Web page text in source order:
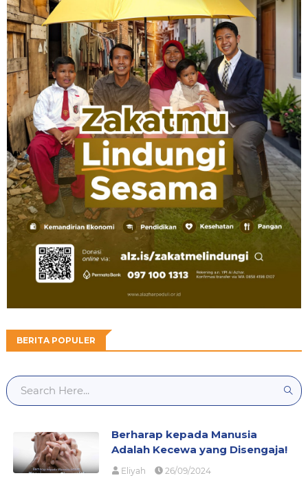
BERITA POPULER
Berharap kepada Manusia
Adalah Kecewa yang Disengaja!
Eliyah 26/09/2024